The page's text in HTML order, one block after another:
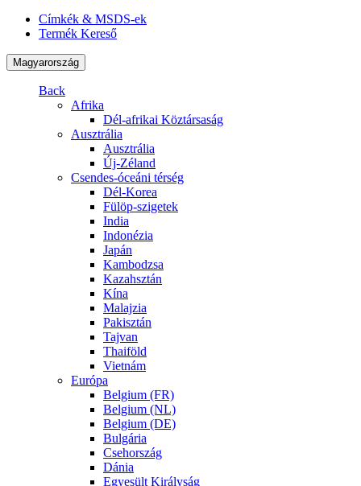
Címkék & MSDS-ek
Termék Kereső
Magyarország
Back
Afrika
Dél-afrikai Köztársaság
Ausztrália
Ausztrália
Új-Zéland
Csendes-óceáni térség
Dél-Korea
Fülöp-szigetek
India
Indonézia
Japán
Kambodzsa
Kazahsztán
Kína
Malajzia
Pakisztán
Tajvan
Thaiföld
Vietnám
Európa
Belgium (FR)
Belgium (NL)
Belgium (DE)
Bulgária
Csehország
Dánia
Egyesült Királyság